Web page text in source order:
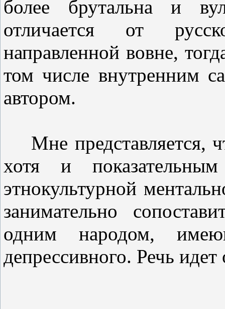
более брутальна и
отличается от
направленной вовне,
том числе внутренним
автором.
Мне представляется,
хотя и
этнокультурной
занимательно
одним народом,
депрессивного. Речь